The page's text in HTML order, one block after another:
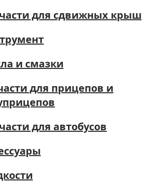
для сдвижных крыш
и смазки
для прицепов и
для автобусов